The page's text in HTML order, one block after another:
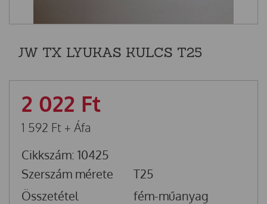
JW TX LYUKAS KULCS T25
2 022 Ft
1 592 Ft + Áfa
Cikkszám: 10425
Szerszám mérete
T25
Összetétel
fém-műanyag